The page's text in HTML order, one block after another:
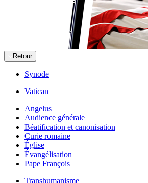
Retour
Synode
Vatican
Angelus
Audience générale
Béatification et canonisation
Curie romaine
Église
Évangélisation
Pape François
Transhumanisme